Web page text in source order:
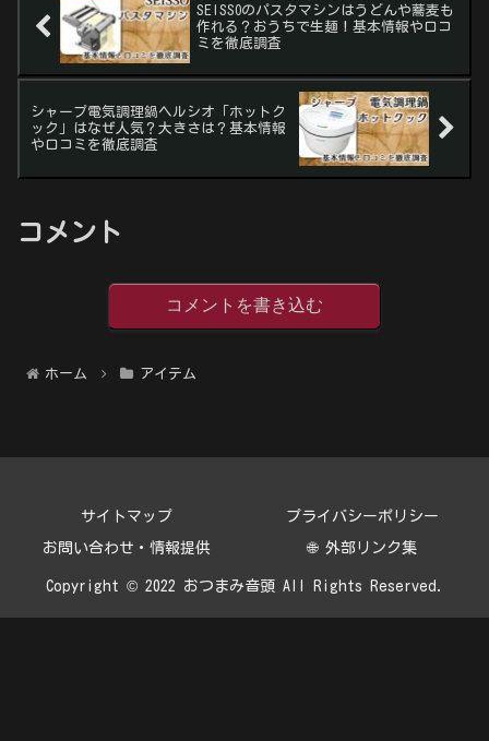
SEISSOのパスタマシンはうどんや蕎麦も
作れる？おうちで生麺！基本情報や口コ
ミを徹底調査
シャープ電気調理鍋ヘルシオ「ホットク
ック」はなぜ人気？大きさは？基本情報
や口コミを徹底調査
コメント
コメントを書き込む
ホーム アイテム
サイトマップ プライバシーポリシー
お問い合わせ・情報提供 🌐 外部リンク集
Copyright © 2022 おつまみ音頭 All Rights Reserved.